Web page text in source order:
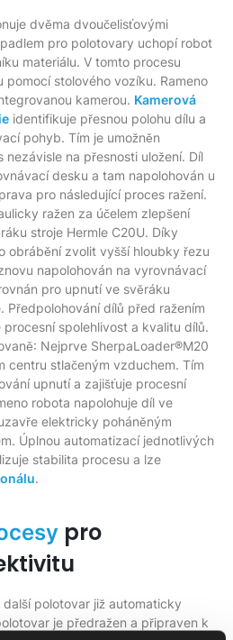
dvěma dvoučelisťovými
pro polotovary uchopí robot
materiálu. V tomto procesu
pomocí stolového vozíku. Rameno
kamerou. Kamerová
identifikuje přesnou polohu dílu a
pohyb. Tím je umožněn
na přesnosti uložení. Díl
desku a tam napolohován u
pro následující proces ražení.
ražen za účelem zlepšení
stroje Hermle C20U. Díky
obrábění zvolit vyšší hloubky řezu
napolohován na vyrovnávací
pro upnutí ve svěráku
Předpolohování dílů před ražením
spolehlivost a kvalitu dílů.
Nejprve SherpaLoader®M20
centru stlačeným vzduchem. Tím
upnutí a zajišťuje procesní
robota napolohuje díl ve
elektricky poháněným
Úplnou automatizací jednotlivých
stabilita procesu a lze
.
pro
polotovar již automaticky
je předražen a připraven k